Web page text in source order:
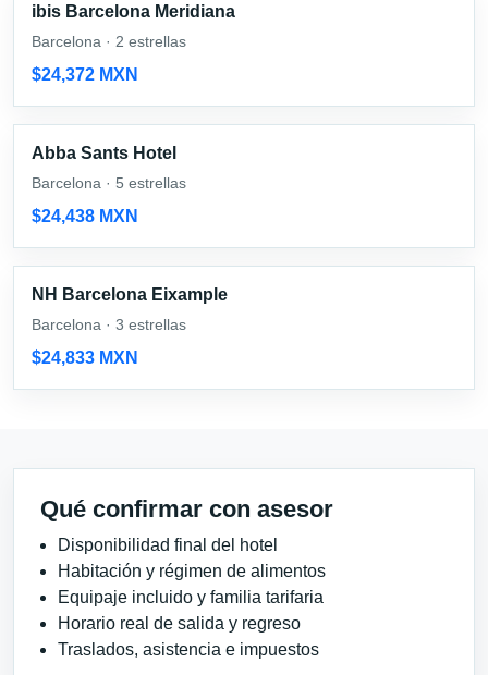
ibis Barcelona Meridiana
Barcelona · 2 estrellas
$24,372 MXN
Abba Sants Hotel
Barcelona · 5 estrellas
$24,438 MXN
NH Barcelona Eixample
Barcelona · 3 estrellas
$24,833 MXN
Qué confirmar con asesor
Disponibilidad final del hotel
Habitación y régimen de alimentos
Equipaje incluido y familia tarifaria
Horario real de salida y regreso
Traslados, asistencia e impuestos